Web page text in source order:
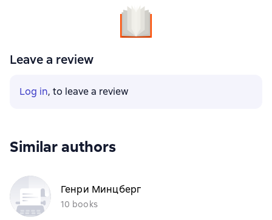
Leave a review
Log in, to leave a review
Similar authors
Генри Минцберг
10 books